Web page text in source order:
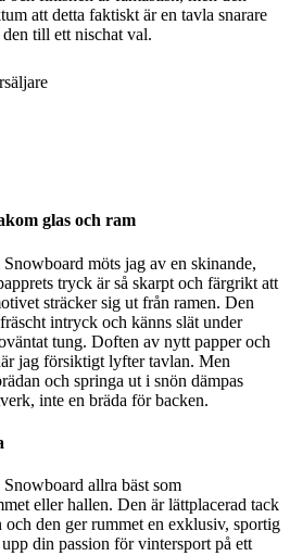
att detta faktiskt är en tavla snarare
till ett nischat val.
glas och ram
möts jag av en skinande,
tryck är så skarpt och färgrikt att
sträcker sig ut från ramen. Den
intryck och känns slät under
tung. Doften av nytt papper och
jag försiktigt lyfter tavlan. Men
och springa ut i snön dämpas
inte en bräda för backen.
allra bäst som
eller hallen. Den är lättplacerad tack
och den ger rummet en exklusiv, sportig
din passion för vintersport på ett